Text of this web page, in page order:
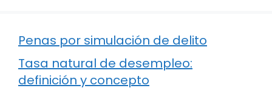
Penas por simulación de delito
Tasa natural de desempleo:
definición y concepto